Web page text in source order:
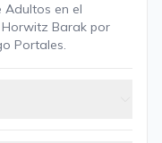
Adultos en el
Horwitz Barak por
Portales.